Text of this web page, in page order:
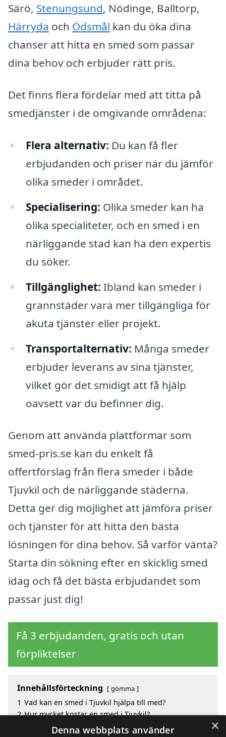
Särö, Stenungsund, Nödinge, Balltorp,
Härryda och Ödsmål kan du öka dina
chanser att hitta en smed som passar
dina behov och erbjuder rätt pris.
Det finns flera fördelar med att titta på
smedjänster i de omgivande områdena:
Flera alternativ: Du kan få fler
erbjudanden och priser när du jämför
olika smeder i området.
Specialisering: Olika smeder kan ha
olika specialiteter, och en smed i en
närliggande stad kan ha den expertis
du söker.
Tillgänglighet: Ibland kan smeder i
grannstäder vara mer tillgängliga för
akuta tjänster eller projekt.
Transportalternativ: Många smeder
erbjuder leverans av sina tjänster,
vilket gör det smidigt att få hjälp
oavsett var du befinner dig.
Genom att använda plattformar som
smed-pris.se kan du enkelt få
offertförslag från flera smeder i både
Tjuvkil och de närliggande städerna.
Detta ger dig möjlighet att jämföra priser
och tjänster för att hitta den bästa
lösningen för dina behov. Så varför vänta?
Starta din sökning efter en skicklig smed
idag och få det bästa erbjudandet som
passar just dig!
Få 3 erbjudanden, gratis och utan
förpliktelser
Innehållsförteckning gömma
1 Vad kan en smed i Tjuvkil hjälpa till med?
2 Hur mycket kostar en smed i Tjuvkil?
Fördelar med att välja smed i Tjuvkil
×
Denna webbplats använder